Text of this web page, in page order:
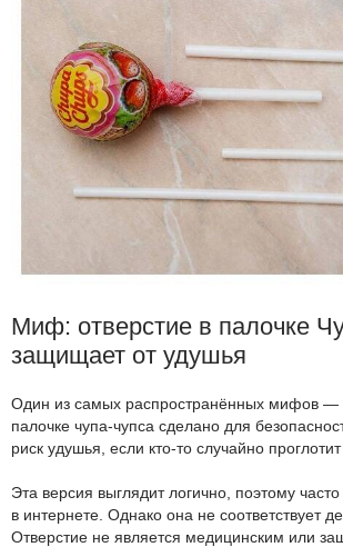
Миф: отверстие в палочке
защищает от удушья
Один из самых распространённых мифов —
палочке чупа-чупса сделано для
риск удушья, если кто-то случайно проглотит
Эта версия выглядит логично, поэтому
в интернете. Однако она не соответствует
Отверстие не является медицинским или